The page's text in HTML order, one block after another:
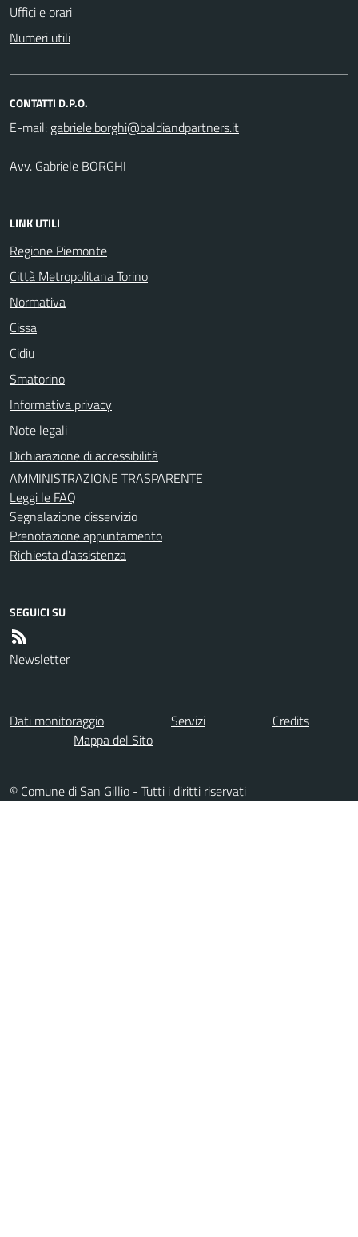
Uffici e orari
Numeri utili
CONTATTI D.P.O.
E-mail:
Avv. Gabriele BORGHI
LINK UTILI
Regione Piemonte
Città Metropolitana Torino
Normativa
Cissa
Cidiu
Smatorino
Informativa privacy
Note legali
Dichiarazione di accessibilità
AMMINISTRAZIONE TRASPARENTE
Leggi le FAQ
Segnalazione disservizio
Prenotazione appuntamento
Richiesta d'assistenza
SEGUICI SU
Newsletter
Dati monitoraggio Servizi
Credits
Mappa del Sito
© Comune di San Gillio - Tutti i diritti riservati